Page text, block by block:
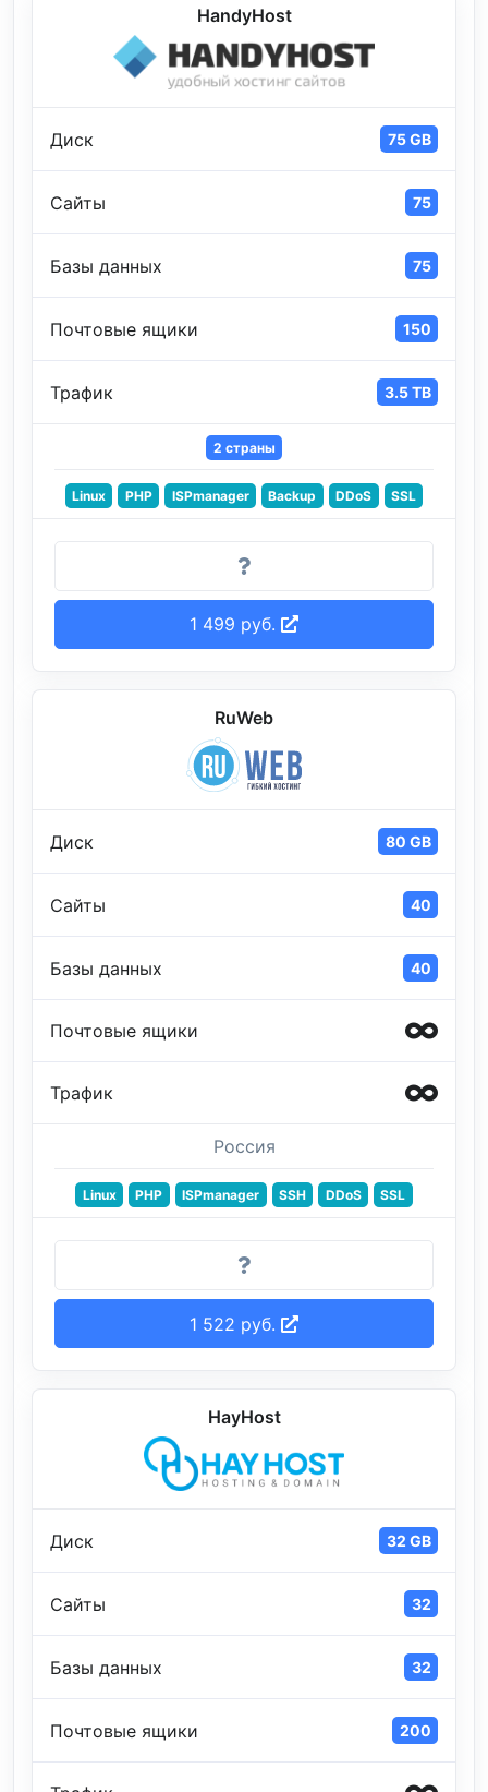
HandyHost
Диск 75 GB
Сайты 75
Базы данных 75
Почтовые ящики 150
Трафик 3.5 TB
2 страны
Linux PHP ISPmanager Backup DDoS SSL
1 499 руб.
RuWeb
Диск 80 GB
Сайты 40
Базы данных 40
Почтовые ящики
Трафик
Россия
Linux PHP ISPmanager SSH DDoS SSL
1 522 руб.
HayHost
Диск 32 GB
Сайты 32
Базы данных 32
Почтовые ящики 200